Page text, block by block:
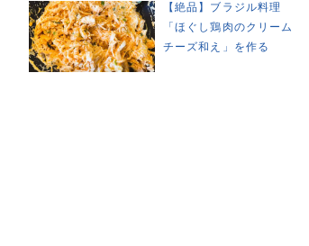
【絶品】ブラジル料理
「ほぐし鶏肉のクリーム
チーズ和え」を作る